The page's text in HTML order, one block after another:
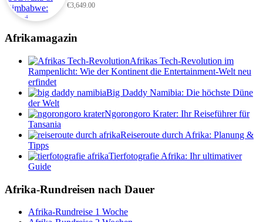
€3,649.00
Afrikamagazin
Afrikas Tech-Revolution im
Rampenlicht: Wie der Kontinent die Entertainment-Welt neu
erfindet
Big Daddy Namibia: Die höchste Düne
der Welt
Ngorongoro Krater: Ihr Reiseführer für
Tansania
Reiseroute durch Afrika: Planung &
Tipps
Tierfotografie Afrika: Ihr ultimativer
Guide
Afrika-Rundreisen nach Dauer
Afrika-Rundreise 1 Woche